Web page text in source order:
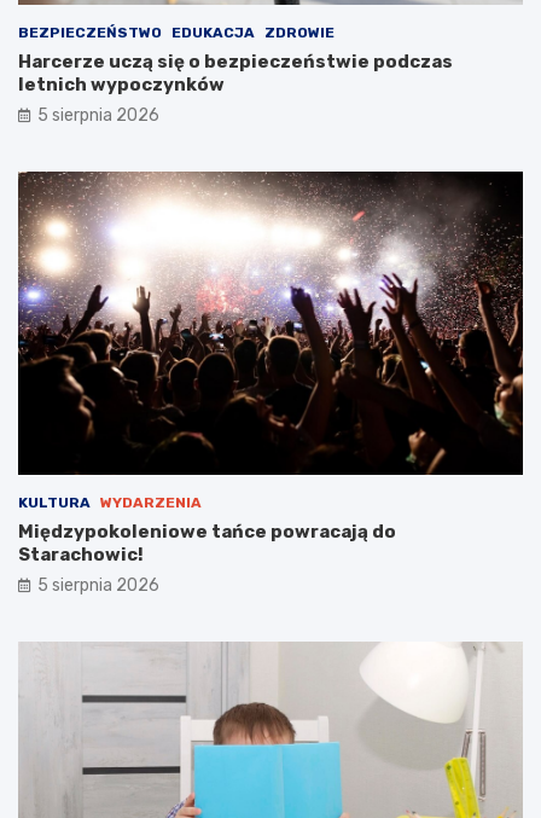
w
i
c
!
a
ł
e
m
s
r
o
s
t
y
B
a
b
i
o
BEZPIECZEŃSTWO EDUKACJA ZDROWIE
Harcerze uczą się o bezpieczeństwie podczas
letnich wypoczynków
5 sierpnia 2026
KULTURA WYDARZENIA
Międzypokoleniowe tańce powracają do
Starachowic!
5 sierpnia 2026